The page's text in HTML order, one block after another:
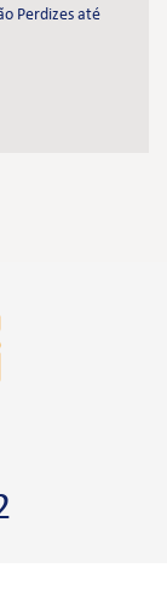
Perdizes até